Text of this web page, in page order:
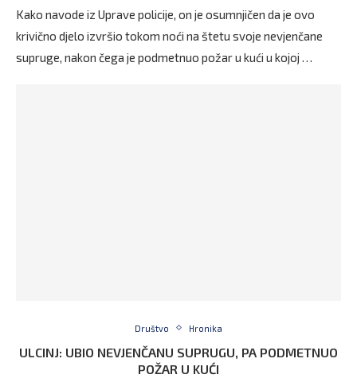
Kako navode iz Uprave policije, on je osumnjičen da je ovo
krivično djelo izvršio tokom noći na štetu svoje nevjenčane
supruge, nakon čega je podmetnuo požar u kući u kojoj …
Društvo Hronika
ULCINJ: UBIO NEVJENČANU SUPRUGU, PA PODMETNUO
POŽAR U KUĆI